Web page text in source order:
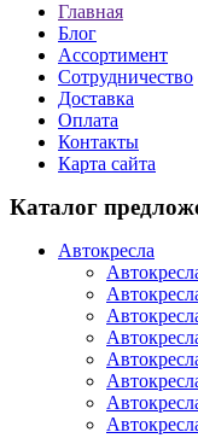
Главная
Блог
Ассортимент
Сотрудничество
Доставка
Оплата
Контакты
Карта сайта
Каталог
Автокресла